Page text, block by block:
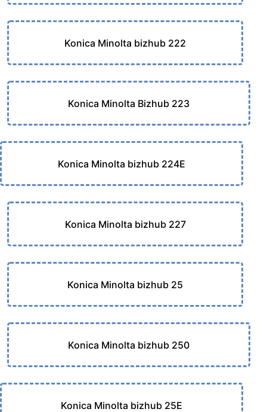
Konica Minolta bizhub 222
Konica Minolta Bizhub 223
Konica Minolta bizhub 224E
Konica Minolta bizhub 227
Konica Minolta bizhub 25
Konica Minolta bizhub 250
Konica Minolta bizhub 25E